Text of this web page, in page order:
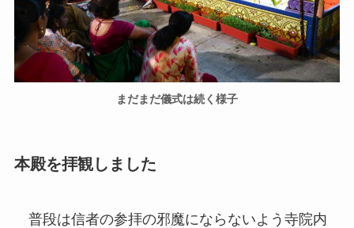
まだまだ儀式は続く様子
本殿を拝観しました
普段は信者の参拝の邪魔にならないよう寺院内